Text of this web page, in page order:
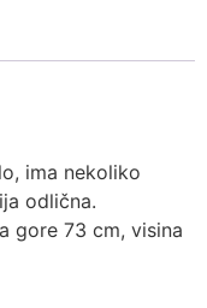
ima nekoliko
odlična.
gore 73 cm, visina